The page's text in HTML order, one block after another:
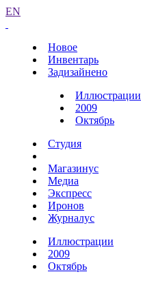
EN
Новое
Инвентарь
Задизайнено
Иллюстрации
2009
Октябрь
Студия
Магазинус
Медиа
Экспресс
Иронов
Журналус
Иллюстрации
2009
Октябрь